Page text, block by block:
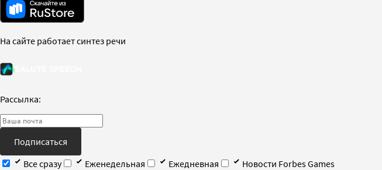
На сайте работает синтез речи
Рассылка:
Подписаться
Все сразу
Еженедельная Ежедневная
Новости Forbes Games